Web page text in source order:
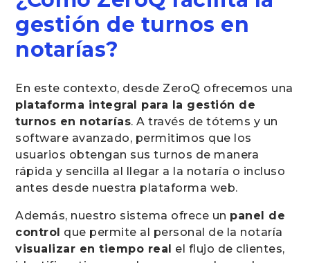
gestión de turnos en
notarías?
En este contexto, desde ZeroQ ofrecemos una
plataforma integral para la gestión de
turnos en notarías. A través de tótems y un
software avanzado, permitimos que los
usuarios obtengan sus turnos de manera
rápida y sencilla al llegar a la notaría o incluso
antes desde nuestra plataforma web.
Además, nuestro sistema ofrece un panel de
control que permite al personal de la notaría
visualizar en tiempo real el flujo de clientes,